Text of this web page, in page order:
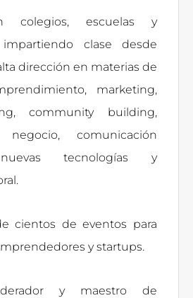
colegios, escuelas y
impartiendo clase desde
dirección en materias de
marketing,
community building,
comunicación
tecnologías y
cientos de eventos para
y startups.
y maestro de